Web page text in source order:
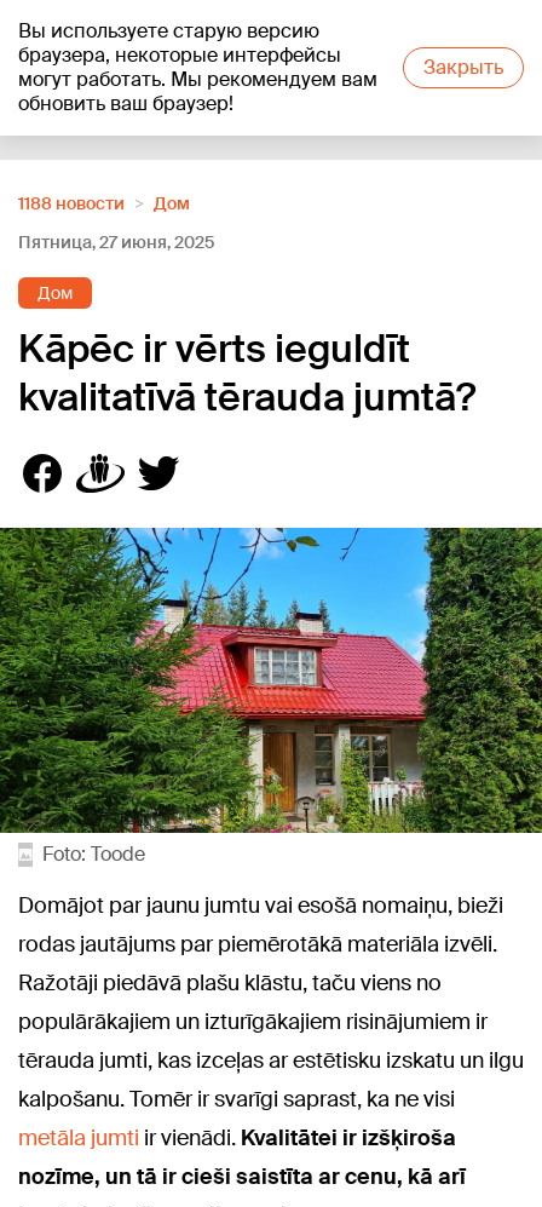
Вы используете старую версию
браузера, некоторые интерфейсы
могут работать. Мы рекомендуем вам
обновить ваш браузер!
Закрыть
+24°C
1188 новости
Дом
Пятница, 27 июня, 2025
Дом
Kāpēc ir vērts ieguldīt
kvalitatīvā tērauda jumtā?
Foto: Toode
Domājot par jaunu jumtu vai esošā nomaiņu, bieži
rodas jautājums par piemērotākā materiāla izvēli.
Ražotāji piedāvā plašu klāstu, taču viens no
populārākajiem un izturīgākajiem risinājumiem ir
tērauda jumti, kas izceļas ar estētisku izskatu un ilgu
kalpošanu. Tomēr ir svarīgi saprast, ka ne visi
metāla jumti ir vienādi. Kvalitātei ir izšķiroša
nozīme, un tā ir cieši saistīta ar cenu, kā arī